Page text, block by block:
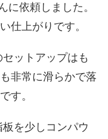
に依頼しました。
仕上がりです。
ットアップはも
非常に滑らかで落
す。
を少しコンパウ